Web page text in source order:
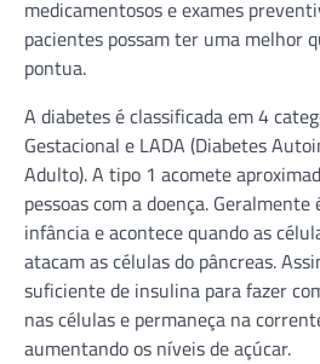
medicamentosos e exames
pacientes possam ter uma melhor
pontua.
A diabetes é classificada em 4
Gestacional e LADA (Diabetes
Adulto). A tipo 1 acomete
pessoas com a doença.
infância e acontece quando as
atacam as células do pâncreas.
suficiente de insulina para fazer
nas células e permaneça na
aumentando os níveis de açúcar.